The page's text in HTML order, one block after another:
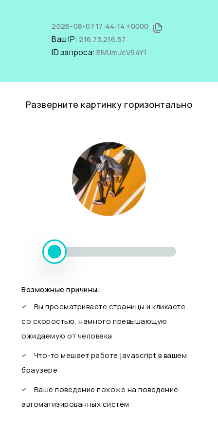
2026-08-07 17:44:14 +0000
Ваш IP:216.73.216.57
ID запроса:EiVUmJcV94Y1
Разверните картинку горизонтально
Возможные причины:
Вы просматриваете страницы и кликаете
со скоростью, намного превышающую
ожидаемую от человека
Что-то мешает работе javascript в вашем
браузере
Ваше поведение похоже на поведение
автоматизированных систем